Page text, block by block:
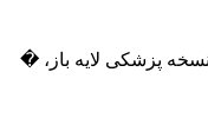
پزشکی لایه باز، �